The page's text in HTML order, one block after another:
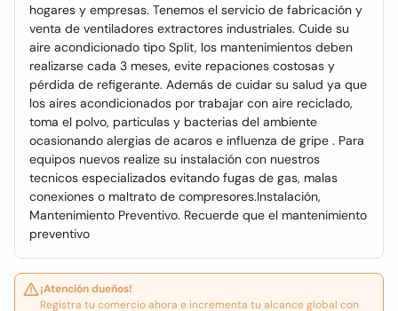
hogares y empresas. Tenemos el servicio de fabricación y
venta de ventiladores extractores industriales. Cuide su
aire acondicionado tipo Split, los mantenimientos deben
realizarse cada 3 meses, evite repaciones costosas y
pérdida de refigerante. Además de cuidar su salud ya que
los aires acondicionados por trabajar con aire reciclado,
toma el polvo, particulas y bacterias del ambiente
ocasionando alergias de acaros e influenza de gripe . Para
equipos nuevos realize su instalación con nuestros
tecnicos especializados evitando fugas de gas, malas
conexiones o maltrato de compresores.Instalación,
Mantenimiento Preventivo. Recuerde que el mantenimiento
preventivo
¡Atención dueños!
Registra tu comercio ahora e incrementa tu alcance global con